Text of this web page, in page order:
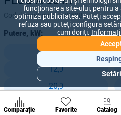
Codul produsului:278588
Putere, kW:
8,0
12,0
20,0
30,0
Comparație Favorite Catalog
funcționare a site-ului, pentru
optimiza publicitatea. Puteți
refuza sau puteți configura
cum doriți.
Setări